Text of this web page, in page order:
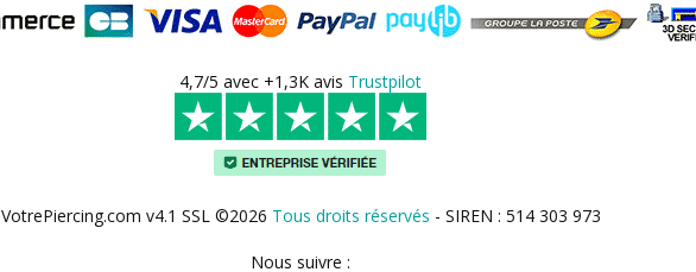
4,7/5 avec +1,3K avis Trustpilot
VotrePiercing.com v4.1 SSL ©2026 Tous droits réservés - SIREN : 514 303 973
Nous suivre :